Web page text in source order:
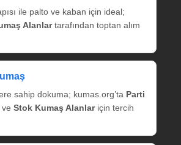
ile palto ve kaban için ideal;
Alanlartarafından toptan alım
sahip dokuma; kumas.org’ta Parti
ve Stok Kumaş Alanlariçin tercih